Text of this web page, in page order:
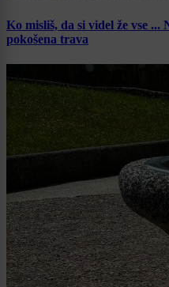
Ko misliš, da si videl že vse
pokošena trava